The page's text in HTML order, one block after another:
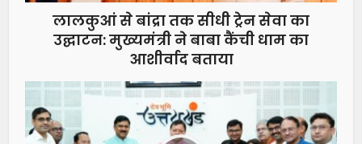
लालकुआं से बांद्रा तक सीधी ट्रेन सेवा का
उद्घाटन: मुख्यमंत्री ने बाबा कैंची धाम का
आशीर्वाद बताया